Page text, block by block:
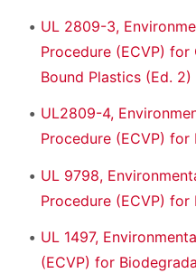
UL 2809-3,
Procedure (ECVP) for
Bound Plastics (Ed. 2)
UL2809-4,
Procedure (ECVP)
UL 9798,
Procedure (ECVP)
UL 1497,
(ECVP) for